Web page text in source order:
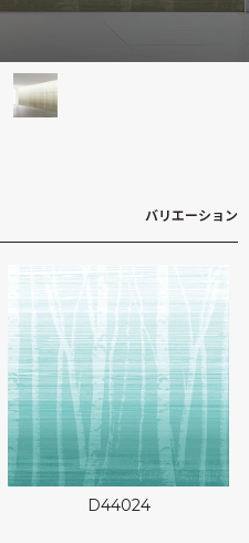
kioi
バリエーション
D44024